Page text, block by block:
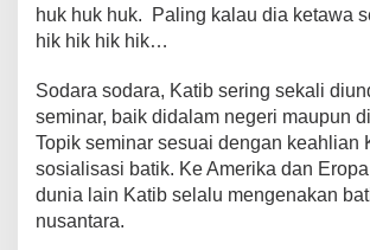
huk huk huk. Paling kalau dia ketawa
hik hik hik hik…
Sodara sodara, Katib sering sekali
seminar, baik didalam negeri maupun
Topik seminar sesuai dengan keahlian
sosialisasi batik. Ke Amerika dan
dunia lain Katib selalu mengenakan
nusantara.